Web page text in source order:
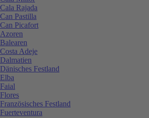
Cala Rajada
Can Pastilla
Can Picafort
Azoren
Balearen
Costa Adeje
Dalmatien
Dänisches Festland
Elba
Faial
Flores
Französisches Festland
Fuerteventura